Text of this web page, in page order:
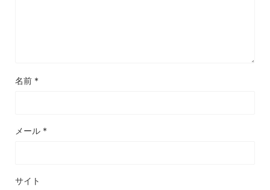
名前 *
メール *
サイト